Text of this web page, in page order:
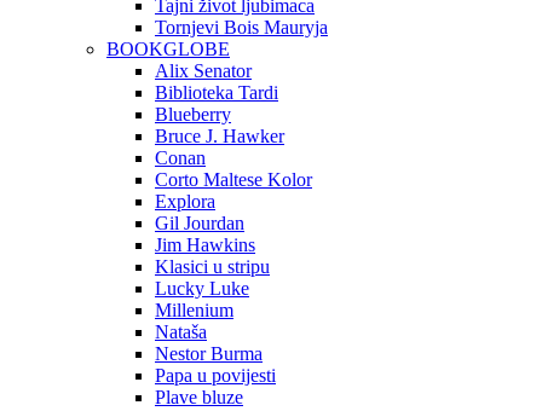
Tajni život ljubimaca
Tornjevi Bois Mauryja
BOOKGLOBE
Alix Senator
Biblioteka Tardi
Blueberry
Bruce J. Hawker
Conan
Corto Maltese Kolor
Explora
Gil Jourdan
Jim Hawkins
Klasici u stripu
Lucky Luke
Millenium
Nataša
Nestor Burma
Papa u povijesti
Plave bluze